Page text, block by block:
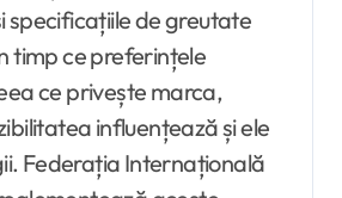
specificațiile de greutate
timp ce preferințele
ce privește marca,
influențează și ele
Federația Internațională